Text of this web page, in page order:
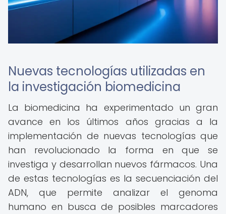
Nuevas tecnologías utilizadas en
la investigación biomedicina
La biomedicina ha experimentado un gran
avance en los últimos años gracias a la
implementación de nuevas tecnologías que
han revolucionado la forma en que se
investiga y desarrollan nuevos fármacos. Una
de estas tecnologías es la secuenciación del
ADN, que permite analizar el genoma
humano en busca de posibles marcadores